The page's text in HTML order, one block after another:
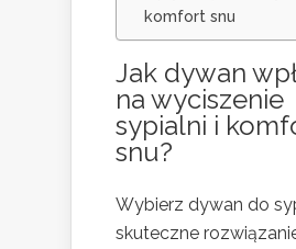
komfort snu
Jak dywan
na wyciszenie
sypialni i
snu?
Wybierz dywan do
skuteczne